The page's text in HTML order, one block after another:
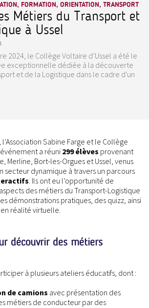
FORMATION, ORIENTATION, TRANSPORT
Métiers du Transport et
à Ussel
2024, le Collège Voltaire d’Ussel a été le
exceptionnelle dédiée à la découverte
et de la Logistique dans le cadre d'un
l’Association Sabine Farge et le Collège
a réuni 299 élèves provenant
Merline, Bort-les-Orgues et Ussel, venus
secteur dynamique à travers un parcours
. Ils ont eu l’opportunité de
des métiers du Transport-Logistique
démonstrations pratiques, des quizz, ainsi
réalité virtuelle.
découvrir des métiers
à plusieurs ateliers éducatifs, dont :
de camions avec présentation des
métiers de conducteur par des